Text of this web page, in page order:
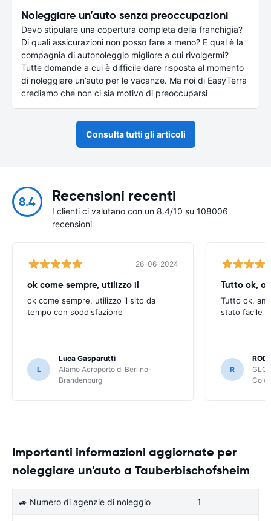
Noleggiare un’auto senza preoccupazioni
Devo stipulare una copertura completa della franchigia?
Di quali assicurazioni non posso fare a meno? E qual è la
compagnia di autonoleggio migliore a cui rivolgermi?
Tutte domande a cui è difficile dare risposta al momento
di noleggiare un’auto per le vacanze. Ma noi di EasyTerra
crediamo che non ci sia motivo di preoccuparsi
Consulta tutti gli articoli
8.4 Recensioni recenti
I clienti ci valutano con un 8.4/10 su 108006
recensioni
26-06-2024
ok come sempre, utilizzo il
ok come sempre, utilizzo il sito da
tempo con soddisfazione
L
Luca Gasparutti
Alamo Aeroporto di Berlino-
Brandenburg
Tutto ok,
Tutto ok,
stato facile
R
Importanti informazioni aggiornate per
noleggiare un'auto a Tauberbischofsheim
🚙 Numero di agenzie di noleggio 1